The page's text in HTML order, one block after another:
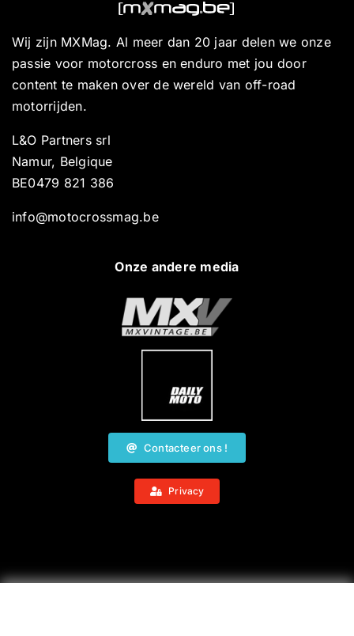
Wij zijn MXMag. Al meer dan 20 jaar delen we onze
passie voor motorcross en enduro met jou door
content te maken over de wereld van off-road
motorrijden.
L&O Partners srl
Namur, Belgique
BE0479 821 386
info@motocrossmag.be
Onze andere media
Contacteer ons !
Privacy